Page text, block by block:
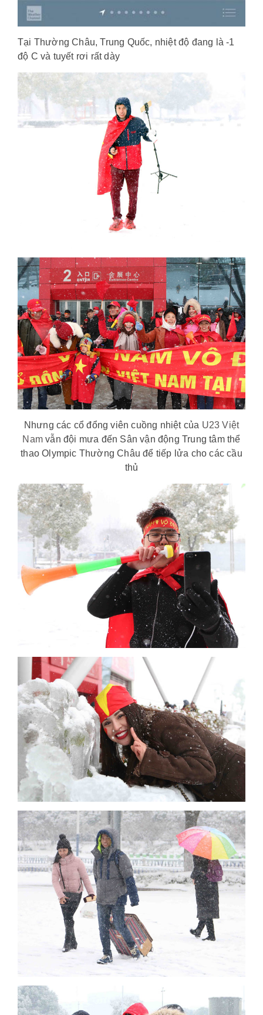
Tại Thường Châu, Trung Quốc, nhiệt độ đang là -1
độ C và tuyết rơi rất dày
Nhưng các cổ đổng viên cuồng nhiệt của U23 Việt
Nam vẫn đội mưa đến Sân vận động Trung tâm thể
thao Olympic Thường Châu để tiếp lửa cho các cầu
thủ